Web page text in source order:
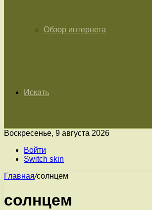
Обзор интернета
Искать
Воскресенье, 9 августа 2026
Войти
Switch skin
Главная/солнцем
солнцем